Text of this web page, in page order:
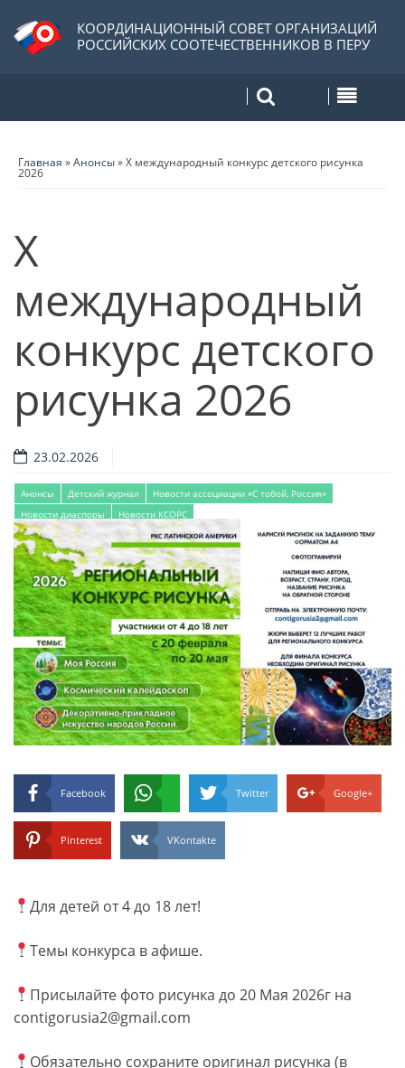
КООРДИНАЦИОННЫЙ СОВЕТ ОРГАНИЗАЦИЙ
РОССИЙСКИХ СООТЕЧЕСТВЕННИКОВ В ПЕРУ
Главная »Анонсы»Х международный конкурс детского рисунка
2026
Х
международный
конкурс детского
рисунка 2026
23.02.2026
Анонсы Детский журнал
Новости ассоциации «С тобой, Россия»
Новости диаспоры
Новости КСОРС
Facebook Twitter Google+
Pinterest VKontakte
Для детей от 4 до 18 лет!
Темы конкурса в афише.
Присылайте фото рисунка до 20 Мая 2026г на
contigorusia2@gmail.com
Обязательно сохраните оригинал рисунка (в